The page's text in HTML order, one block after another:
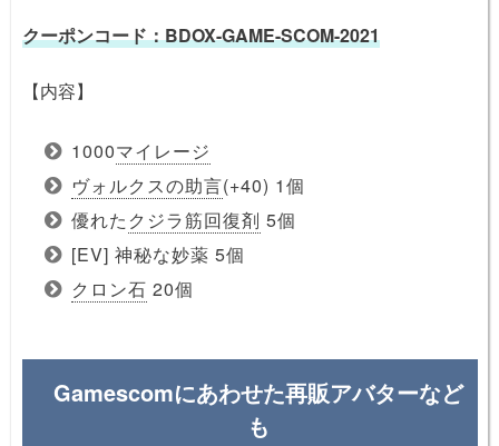
クーポンコード：BDOX-GAME-SCOM-2021
【内容】
1000マイレージ
ヴォルクスの助言(+40) 1個
優れた クジラ筋回復剤 5個
[EV] 神秘な妙薬 5個
クロン石 20個
Gamescomにあわせた再販アバターなど
も